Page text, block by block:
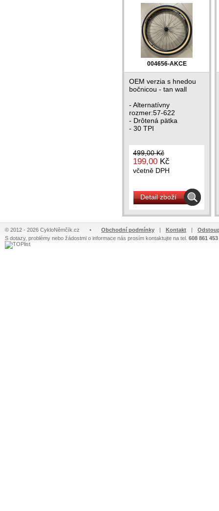
004656-AKCE
OEM verzia s hnedou
bočnicou - tan wall
- Alternatívny
rozmer:57-622
- Drôtená pätka
- 30 TPI
499,00 Kč
199,00 Kč
včetně DPH
Detail zboží
© 2012 - 2026 CykloNěmčík.cz • Obchodní podmínky | Kontakt |
S dotazy, problémy nebo žádostmi o informace nás prosím kontaktujte na tel. 608 861 453